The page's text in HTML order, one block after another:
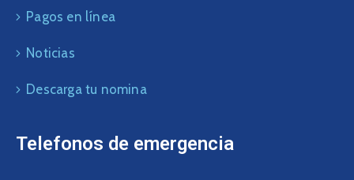
Pagos en línea
Noticias
Descarga tu nomina
Telefonos de emergencia